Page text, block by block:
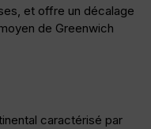
et offre un décalage
de Greenwich
caractérisé par